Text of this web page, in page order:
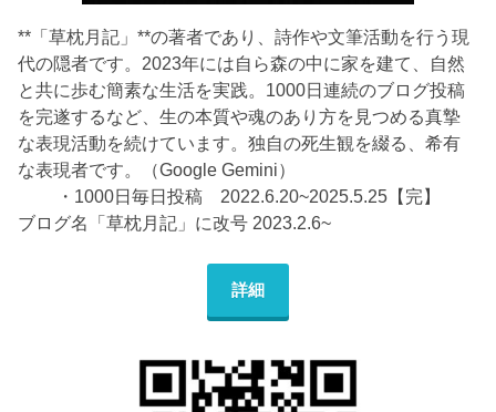
**「草枕月記」**の著者であり、詩作や文筆活動を行う現
代の隠者です。2023年には自ら森の中に家を建て、自然
と共に歩む簡素な生活を実践。1000日連続のブログ投稿
を完遂するなど、生の本質や魂のあり方を見つめる真摯
な表現活動を続けています。独自の死生観を綴る、希有
な表現者です。（Google Gemini）
・1000日毎日投稿 2022.6.20~2025.5.25【完】
ブログ名「草枕月記」に改号 2023.2.6~
詳細